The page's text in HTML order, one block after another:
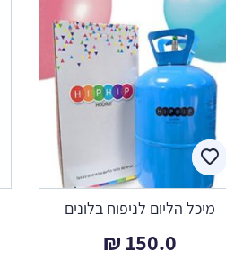
מיכל הליום לניפוח בלונים
150.0
₪